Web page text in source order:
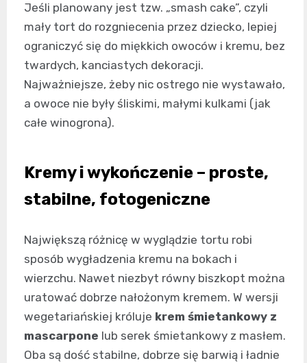
Jeśli planowany jest tzw. „smash cake”, czyli
mały tort do rozgniecenia przez dziecko, lepiej
ograniczyć się do miękkich owoców i kremu, bez
twardych, kanciastych dekoracji.
Najważniejsze, żeby nic ostrego nie wystawało,
a owoce nie były śliskimi, małymi kulkami (jak
całe winogrona).
Kremy i wykończenie – proste,
stabilne, fotogeniczne
Największą różnicę w wyglądzie tortu robi
sposób wygładzenia kremu na bokach i
wierzchu. Nawet niezbyt równy biszkopt można
uratować dobrze nałożonym kremem. W wersji
wegetariańskiej króluje krem śmietankowy z
mascarpone lub serek śmietankowy z masłem.
Oba są dość stabilne, dobrze się barwią i ładnie